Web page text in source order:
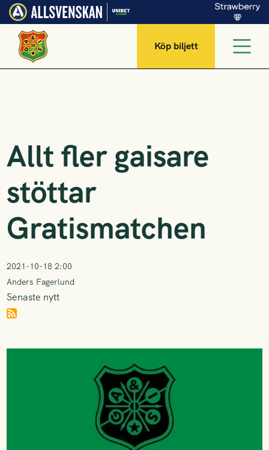
Köp biljett
Allt fler gaisare
stöttar
Gratismatchen
2021-10-18 2:00
Anders Fagerlund
Senaste nytt